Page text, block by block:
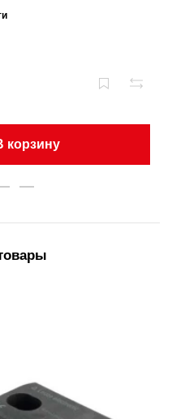
корзину